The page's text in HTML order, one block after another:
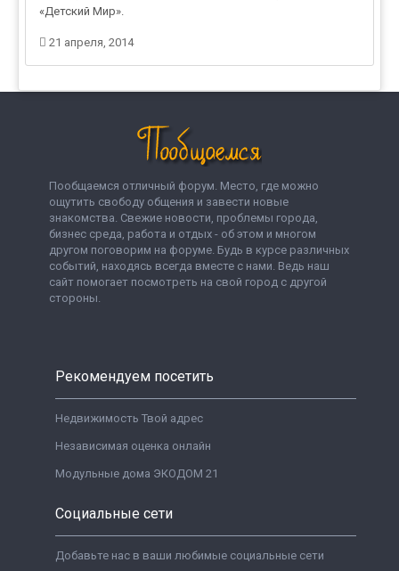
«Детский Мир».
21 апреля, 2014
Пообщаемся отличный форум. Место, где можно
ощутить свободу общения и завести новые
знакомства. Свежие новости, проблемы города,
бизнес среда, работа и отдых - об этом и многом
другом поговорим на форуме. Будь в курсе различных
событий, находясь всегда вместе с нами. Ведь наш
сайт помогает посмотреть на свой город с другой
стороны.
Рекомендуем посетить
Недвижимость Твой адрес
Независимая оценка онлайн
Модульные дома ЭКОДОМ 21
Социальные сети
Добавьте нас в ваши любимые социальные сети